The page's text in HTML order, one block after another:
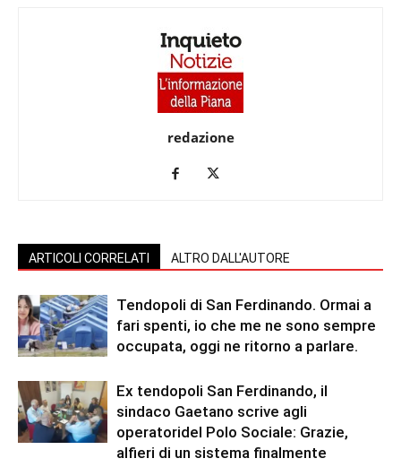
redazione
ARTICOLI CORRELATI ALTRO DALL'AUTORE
Tendopoli di San Ferdinando. Ormai a
fari spenti, io che me ne sono sempre
occupata, oggi ne ritorno a parlare.
Ex tendopoli San Ferdinando, il
sindaco Gaetano scrive agli
operatoridel Polo Sociale: Grazie,
alfieri di un sistema finalmente